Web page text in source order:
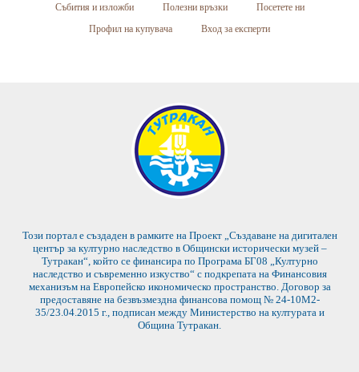
Събития и изложби
Полезни връзки
Посетете ни
Профил на купувача
Вход за експерти
Този портал е създаден в рамките на Проект „Създаване на дигитален
център за културно наследство в Общински исторически музей –
Тутракан“, който се финансира по Програма БГ08 „Културно
наследство и съвременно изкуство“ с подкрепата на Финансовия
механизъм на Европейско икономическо пространство. Договор за
предоставяне на безвъзмездна финансова помощ № 24-10М2-
35/23.04.2015 г., подписан между Министерство на културата и
Община Тутракан.